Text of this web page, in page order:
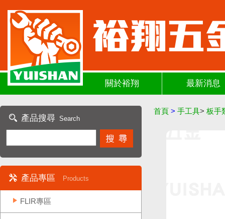
關於裕翔 最新消息
產品搜尋 Search
產品專區 Products
FLIR專區
首頁 > 手工具> 板手